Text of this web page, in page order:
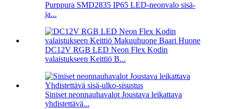
Purppura SMD2835 IP65 LED-neonvalo sisä-
ja...
DC12V RGB LED Neon Flex Kodin
valaistukseen Keittiö B...
Siniset neonnauhavalot Joustava leikattava
yhdistettävä...